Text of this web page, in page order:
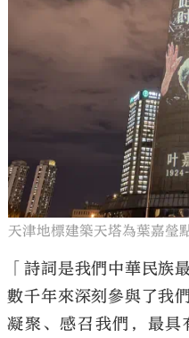
天津地標建築天塔為葉嘉瑩
「詩詞是我們中華民族
數千年來深刻參與了我
凝聚、感召我們，最